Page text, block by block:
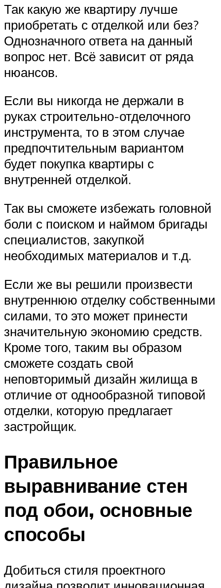
Так какую же квартиру лучше
приобретать с отделкой или без?
Однозначного ответа на данный
вопрос нет. Всё зависит от ряда
нюансов.
Если вы никогда не держали в
руках строительно-отделочного
инструмента, то в этом случае
предпочтительным вариантом
будет покупка квартиры с
внутренней отделкой.
Так вы сможете избежать головной
боли с поиском и наймом бригады
специалистов, закупкой
необходимых материалов и т.д.
Если же вы решили произвести
внутреннюю отделку собственными
силами, то это может принести
значительную экономию средств.
Кроме того, таким вы образом
сможете создать свой
неповторимый дизайн жилища в
отличие от однообразной типовой
отделки, которую предлагает
застройщик.
Правильное
выравнивание стен
под обои, основные
способы
Добиться стиля проектного